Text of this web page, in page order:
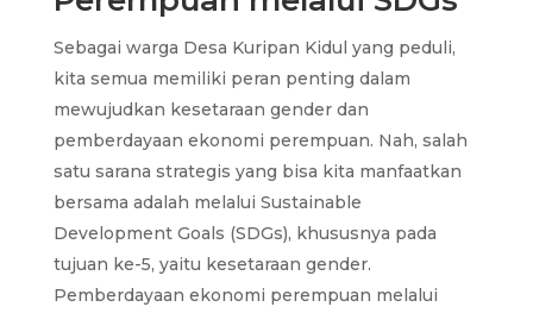
Sebagai warga Desa Kuripan Kidul yang peduli,
kita semua memiliki peran penting dalam
mewujudkan kesetaraan gender dan
pemberdayaan ekonomi perempuan. Nah, salah
satu sarana strategis yang bisa kita manfaatkan
bersama adalah melalui Sustainable
Development Goals (SDGs), khususnya pada
tujuan ke-5, yaitu kesetaraan gender.
Pemberdayaan ekonomi perempuan melalui